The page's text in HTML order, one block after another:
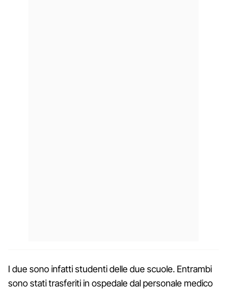
I due sono infatti studenti delle due scuole. Entrambi
sono stati trasferiti in ospedale dal personale medico